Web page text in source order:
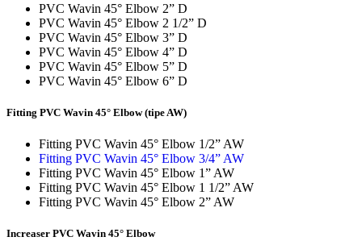
PVC Wavin 45° Elbow 2” D
PVC Wavin 45° Elbow 2 1/2” D
PVC Wavin 45° Elbow 3” D
PVC Wavin 45° Elbow 4” D
PVC Wavin 45° Elbow 5” D
PVC Wavin 45° Elbow 6” D
Fitting PVC Wavin 45° Elbow (tipe AW)
Fitting PVC Wavin 45° Elbow 1/2” AW
Fitting PVC Wavin 45° Elbow 3/4” AW
Fitting PVC Wavin 45° Elbow 1” AW
Fitting PVC Wavin 45° Elbow 1 1/2” AW
Fitting PVC Wavin 45° Elbow 2” AW
Increaser PVC Wavin 45° Elbow